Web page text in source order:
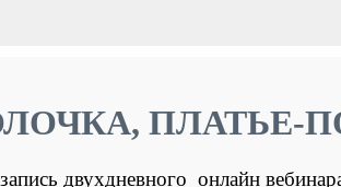
ПЛАТЬЕ-
двухдневного онлайн